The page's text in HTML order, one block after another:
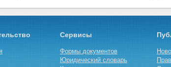
Сервисы
Формы документов
Юридический словарь